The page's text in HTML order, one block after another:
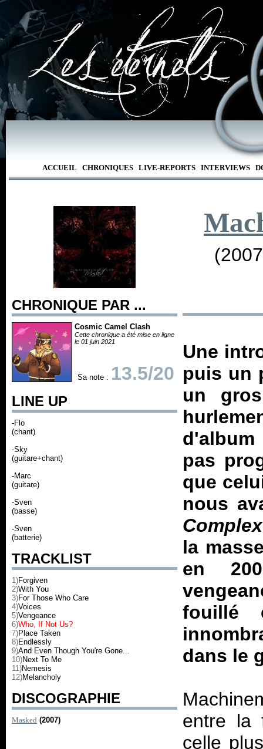
ACCUEIL CHRONIQUES LIVE-REPORTS INTERVIEWS
CHRONIQUE PAR ...
Cosmic Camel Clash
Cette chronique a été mise en ligne
le 01 juin 2021
Sa note : 13.5/20
LINE UP
-Flo
(chant)
-Sky
(guitare+chant)
-Marc
(guitare)
-Sven
(basse)
-Sven
(batterie)
TRACKLIST
1)Forgiven
2)With You
3)For Those Who Care
4)Voices
5)Vengeance
6)Who, If Not Us?
7)Place Taken
8)Endlessly
9)And Even Though You're Gone...
10)Next To Me
11)Nemesis
12)Melancholy
DISCOGRAPHIE
Masked (2007)
Une
puis un
un
d'album
pas
que
nous
Complex
la
en
fouillé
dans le
entre la
celle